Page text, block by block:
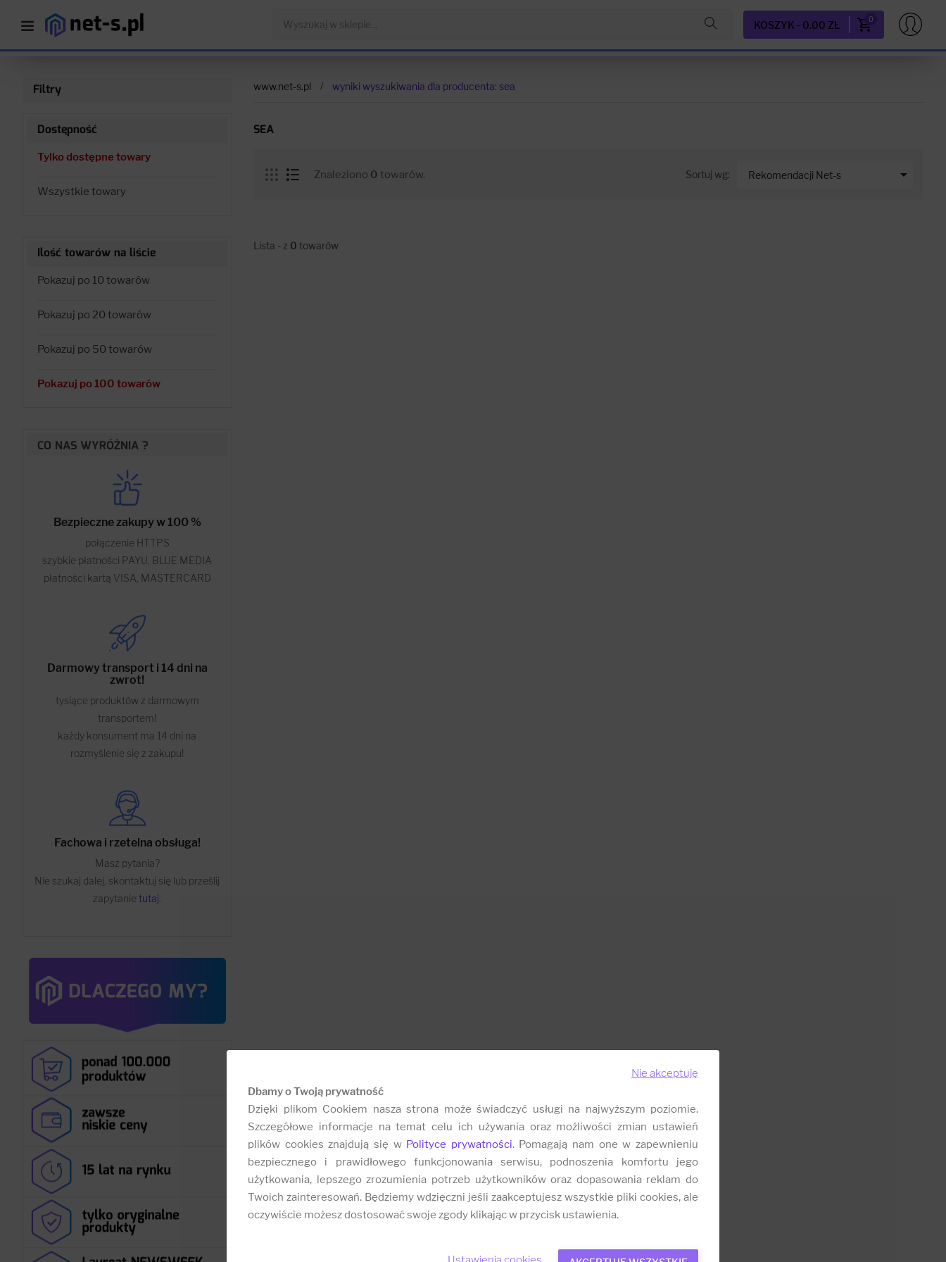
KOSZYK - 0.00 ZŁ 0
Filtry
Dostępność
Tylko dostępne towary
Wszystkie towary
Ilość towarów na liście
Pokazuj po 10 towarów
Pokazuj po 20 towarów
Pokazuj po 50 towarów
Pokazuj po 100 towarów
CO NAS WYRÓŻNIA ?
Bezpieczne zakupy w 100 %
połączenie HTTPS
szybkie płatności PAYU, BLUE MEDIA
płatności kartą VISA, MASTERCARD
Darmowy transport i 14 dni na
zwrot!
tysiące produktów z darmowym
transportem!
każdy konsument ma 14 dni na
rozmyślenie się z zakupu!
Fachowa i rzetelna obsługa!
Masz pytania?
Nie szukaj dalej, skontaktuj się lub prześlij
zapytanietutaj
www.net-s.pl wyniki wyszukiwania dla producenta: sea
SEA
Znaleziono 0 towarów. Rekomendacji Net-s 
Sortuj wg:
Lista - z 0 towarów
Nie akceptuję
Dbamy o Twoją prywatność
Dzięki plikom Cookiem nasza strona może świadczyć usługi na najwyższym poziomie.
Szczegółowe informacje na temat celu ich używania oraz możliwości zmian ustawień
plików cookies znajdują się w Polityce prywatności. Pomagają nam one w zapewnieniu
bezpiecznego i prawidłowego funkcjonowania serwisu, podnoszenia komfortu jego
użytkowania, lepszego zrozumienia potrzeb użytkowników oraz dopasowania reklam do
Twoich zainteresowań. Będziemy wdzięczni jeśli zaakceptujesz wszystkie pliki cookies, ale
oczywiście możesz dostosować swoje zgody klikając w przycisk ustawienia.